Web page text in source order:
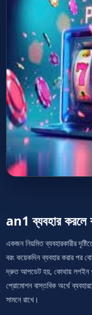
an1 ব্যবহার করলে
একজন নিয়মিত ব্যবহারকারীর
বরং কয়েকদিন ব্যবহার করার পর
দ্রুত আপডেট হয়, কোথায় লগইন
প্রোমোশন বাস্তবিক অর্থে
সামনে রাখে।